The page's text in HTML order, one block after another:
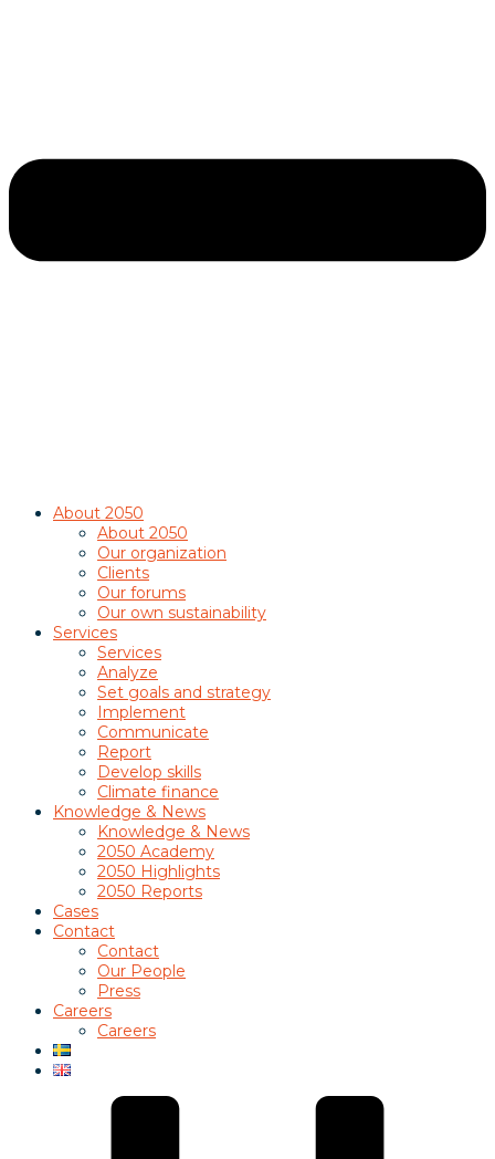
About 2050
About 2050
Our organization
Clients
Our forums
Our own sustainability
Services
Services
Analyze
Set goals and strategy
Implement
Communicate
Report
Develop skills
Climate finance
Knowledge & News
Knowledge & News
2050 Academy
2050 Highlights
2050 Reports
Cases
Contact
Contact
Our People
Press
Careers
Careers